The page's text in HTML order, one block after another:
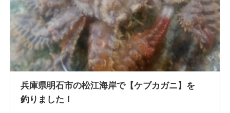
兵庫県明石市の松江海岸で【ケブカガニ】を
釣りました！